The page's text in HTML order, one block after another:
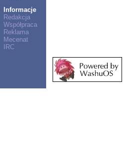
Informacje
Redakcja
Współpraca
Reklama
Mecenat
IRC